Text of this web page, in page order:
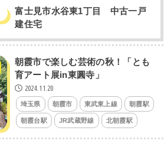
富士見市水谷東1丁目 中古一戸
建住宅
朝霞市で楽しむ芸術の秋！「とも
育アート展in東圓寺」
2024.11.20
埼玉県 朝霞市 東武東上線 朝霞駅
朝霞台駅 JR武蔵野線 北朝霞駅